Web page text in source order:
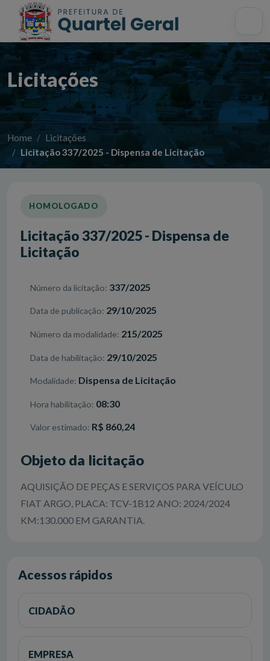
Acessibilidade InícioMapa do site
Licitações
Home
Licitações
Licitação 337/2025 - Dispensa de Licitação
HOMOLOGADO
Licitação 337/2025 - Dispensa de
Licitação
Número da licitação 337/2025
Data de publicação 29/10/2025
Número da modalidade 215/2025
Data de habilitação 29/10/2025
Modalidade Dispensa de Licitação
Hora habilitação 08:30
Valor estimado R$ 860,24
Objeto da licitação
AQUISIÇÃO DE PEÇAS E SERVIÇOS PARA VEÍCULO
FIAT ARGO, PLACA: TCV-1B12 ANO: 2024/2024
KM:130.000 EM GARANTIA.
Acessos rápidos
CIDADÃO
EMPRESA